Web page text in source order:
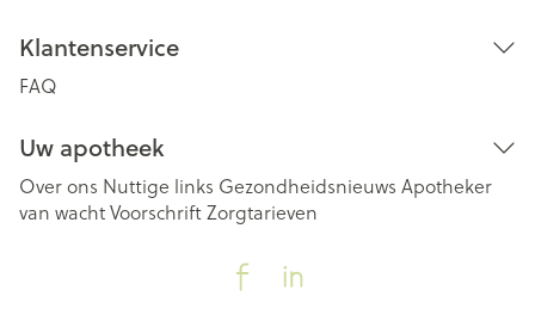
Klantenservice
FAQ
Uw apotheek
Over ons Nuttige links Gezondheidsnieuws Apotheker
van wachtVoorschriftZorgtarieven